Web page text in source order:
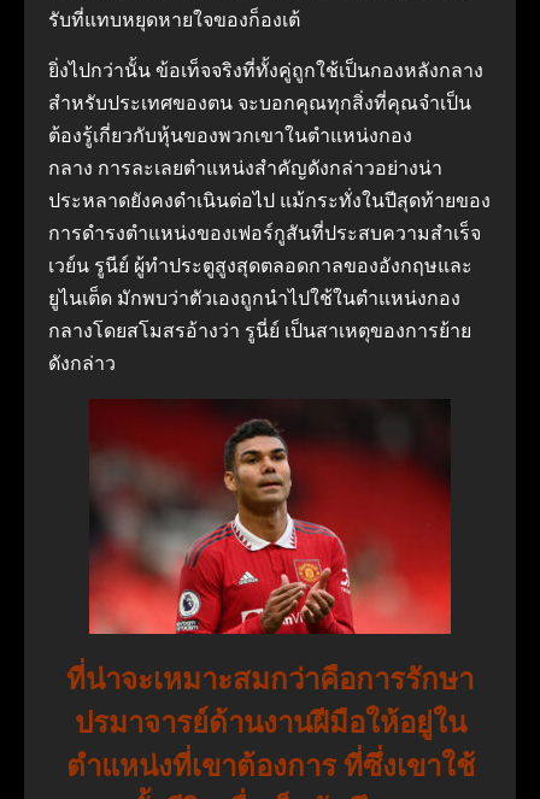
รับที่แทบหยุดหายใจของก็องเต้
ยิ่งไปกว่านั้น ข้อเท็จจริงที่ทั้งคู่ถูกใช้เป็นกองหลังกลาง
สำหรับประเทศของตน จะบอกคุณทุกสิ่งที่คุณจำเป็น
ต้องรู้เกี่ยวกับหุ้นของพวกเขาในตำแหน่งกอง
กลาง การละเลยตำแหน่งสำคัญดังกล่าวอย่างน่า
ประหลาดยังคงดำเนินต่อไป แม้กระทั่งในปีสุดท้ายของ
การดำรงตำแหน่งของเฟอร์กูสันที่ประสบความสำเร็จ
เวย์น รูนีย์ ผู้ทำประตูสูงสุดตลอดกาลของอังกฤษและ
ยูไนเต็ด มักพบว่าตัวเองถูกนำไปใช้ในตำแหน่งกอง
กลางโดยสโมสรอ้างว่า รูนี่ย์ เป็นสาเหตุของการย้าย
ดังกล่าว
ที่น่าจะเหมาะสมกว่าคือการรักษา
ปรมาจารย์ด้านงานฝีมือให้อยู่ใน
ตำแหน่งที่เขาต้องการ ที่ซึ่งเขาใช้